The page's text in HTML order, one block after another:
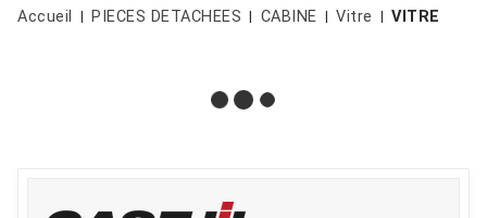
Accueil PIECES DETACHEES CABINE Vitre VITRE